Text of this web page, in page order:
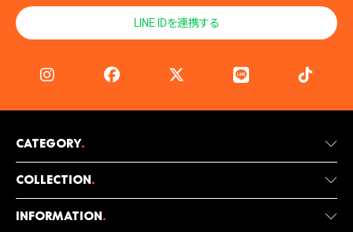
LINE IDを連携する
Category.
Collection.
Information.